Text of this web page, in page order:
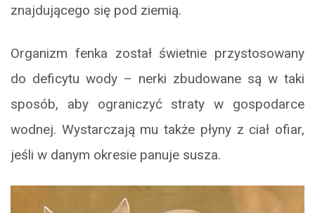
znajdującego się pod ziemią.
Organizm fenka został świetnie przystosowany
do deficytu wody – nerki zbudowane są w taki
sposób, aby ograniczyć straty w gospodarce
wodnej. Wystarczają mu także płyny z ciał ofiar,
jeśli w danym okresie panuje susza.